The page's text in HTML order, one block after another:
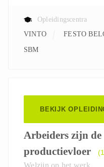
Opleidingscentra
VINTO
FESTO
SBM
BEKIJK
Arbeiders zijn de
productievloer
Welzijn op het werk